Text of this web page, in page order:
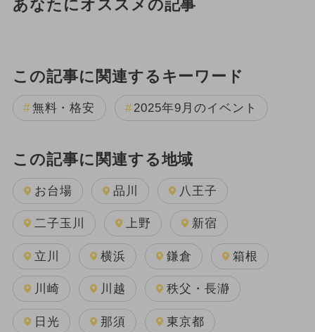
あなたにオススメの記事
この記事に関連するキーワード
無料・格安 2025年9月のイベント
この記事に関連する地域
お台場 品川 八王子
二子玉川 上野 新宿
立川 横浜 鎌倉 箱根
川崎 川越 秩父・長瀞
日光 那須 東京都